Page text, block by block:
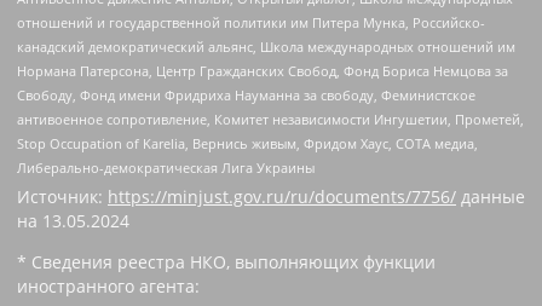
отношений и государственной политики им Питера Мунка, Российско-
канадский демократический альянс, Школа международных отношений им
Нормана Патерсона, Центр Гражданских Свобод, Фонд Бориса Немцова за
Свободу, Фонд имени Фридриха Науманна за свободу, Феминистское
антивоенное сопротивление, Комитет независимости Ингушетии, Прометей,
Stop Occupation of Karelia, Вернись живым, Фридом Хаус, СОТА медиа,
Либерально-демократическая Лига Украины
Источник: https://minjust.gov.ru/ru/documents/7756/ данные
на 13.05.2024
* Сведения реестра НКО, выполняющих функции
иностранного агента: